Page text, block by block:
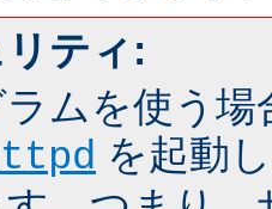
ティ:
ムを使う
を起動